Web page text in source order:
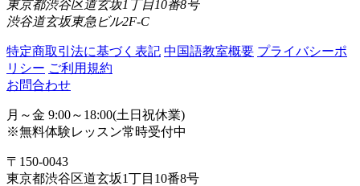
東京都渋谷区道玄坂1丁目10番8号
渋谷道玄坂東急ビル2F-C
特定商取引法に基づく表記 中国語教室概要 プライバシーポ
リシー ご利用規約
お問合わせ
月～金 9:00～18:00(土日祝休業)
※無料体験レッスン常時受付中
〒150-0043
東京都渋谷区道玄坂1丁目10番8号